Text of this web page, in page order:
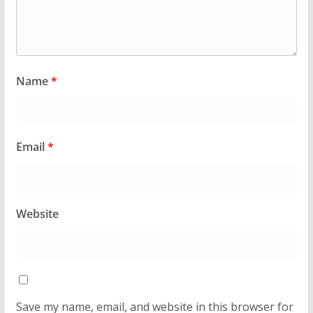
Name*
Email*
Website
Save my name, email, and website in this browser for